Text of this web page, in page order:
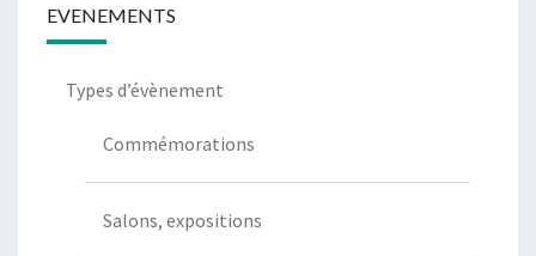
EVENEMENTS
Types d’évènement
Commémorations
Salons, expositions